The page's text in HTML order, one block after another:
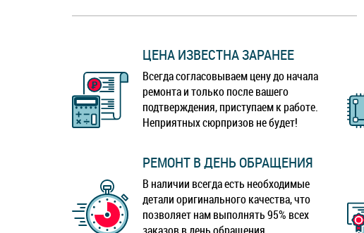
ЦЕНА ИЗВЕСТНА ЗАРАНЕЕ
Всегда согласовываем цену до начала
ремонта и только после вашего
подтверждения, приступаем к работе.
Неприятных сюрпризов не будет!
РЕМОНТ В ДЕНЬ ОБРАЩЕНИЯ
В наличии всегда есть необходимые
детали оригинального качества, что
позволяет нам выполнять 95% всех